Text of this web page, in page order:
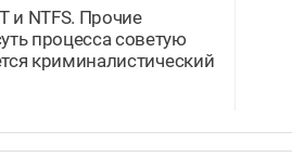
и NTFS. Прочие
процесса советую
криминалистический